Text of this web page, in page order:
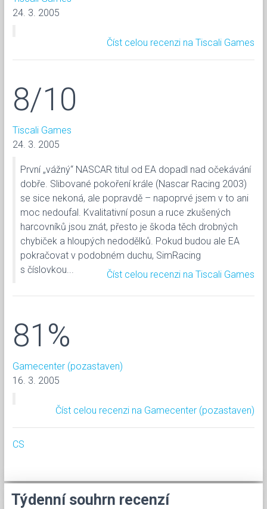
24. 3. 2005
Číst celou recenzi na Tiscali Games
8/10
Tiscali Games
24. 3. 2005
První „vážný“ NASCAR titul od EA dopadl nad očekávání
dobře. Slibované pokoření krále (Nascar Racing 2003)
se sice nekoná, ale popravdě – napoprvé jsem v to ani
moc nedoufal. Kvalitativní posun a ruce zkušených
harcovníků jsou znát, přesto je škoda těch drobných
chybiček a hloupých nedodělků. Pokud budou ale EA
pokračovat v podobném duchu, SimRacing
s číslovkou...
Číst celou recenzi na Tiscali Games
81%
Gamecenter (pozastaven)
16. 3. 2005
Číst celou recenzi na Gamecenter (pozastaven)
CS
Týdenní souhrn recenzí